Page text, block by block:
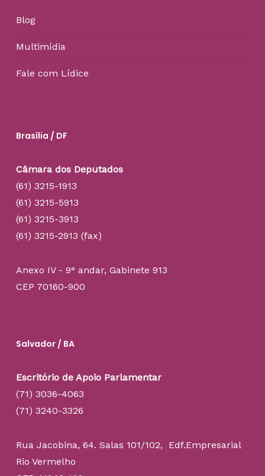
Blog
Multimídia
Fale com Lídice
Brasília / DF
Câmara dos Deputados
(61) 3215-1913
(61) 3215-5913
(61) 3215-3913
(61) 3215-2913 (fax)
Anexo IV - 9° andar, Gabinete 913
CEP 70160-900
Salvador / BA
Escritório de Apoio Parlamentar
(71) 3036-4063
(71) 3240-3326
Rua Jacobina, 64. Salas 101/102, Edf.Empresarial
Rio Vermelho